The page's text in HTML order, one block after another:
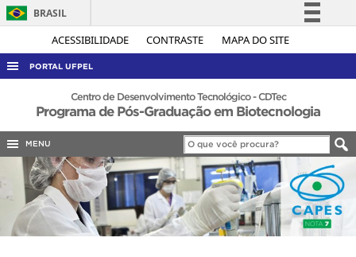
ACESSIBILIDADE CONTRASTE MAPA DO SITE
BRASIL
Simplifique!
Acesso à informação
Legislação
Canais
PORTAL UFPEL
ACESSO À INFORMAÇÃO
AUDITORIA
COBALTO
CONCURSOS
EDITAIS
INTERNACIONAL
Centro de Desenvolvimento Tecnológico - CDTec
Programa de Pós-Graduação em Biotecnologia
MENU